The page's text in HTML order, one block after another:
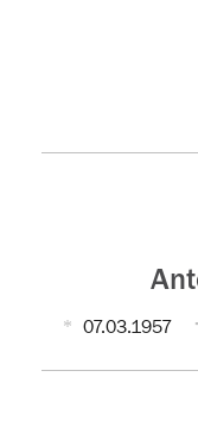
07.03.1957